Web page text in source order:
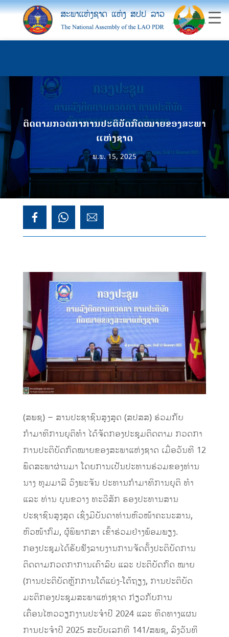
ຕິດຕາມກວດກາການປະຕິບັດກົດໝາຍຂອງສະພາ
ແຫ່ງຊາດ
ພ.ພ. 15, 2025
(ສພຊ) – ສານປະຊາຊົນສູງສຸດ (ສປສສ) ຮ່ວມກັບ
ກຳມາທິການຍຸຕິທຳ ໄດ້ຈັດກອງປະຊຸມຕິດຕາມ ກວດກາ
ການປະຕິບັດກົດໝາຍຂອງສະພາແຫ່ງຊາດ ເມື່ອວັນທີ 12
ພຶດສະພາຜ່ານມາ ໂດຍການເປັນປະທານຮ່ວມຂອງທ່ານ
ນາງ ທຸມມາລີ ວົງພະຈັນ ປະທານກຳມາທິການຍຸຕິ ທຳ
ແລະ ທ່ານ ບຸນຂວາງ ທະວີສັກ ຮອງປະທານສານ
ປະຊາຊົນສູງສຸດ ເຊິ່ງມີບັນດາທ່ານຫົວໜ້າຄະນະສານ,
ຫົວໜ້າກົມ, ຜູ້ພິພາກສາ ເຂົ້າຮ່ວມຢ່າງພ້ອມພຽງ.
ກອງປະຊຸມໄດ້ຮັບຟັງລາຍງານການຈັດຕັ້ງປະຕິບັດການ
ຕິດຕາມກວດກາການເຄົາລົບ ແລະ ປະຕິບັດກົດ ໝາຍ
(ການປະຕິບັດຫຼັກການໂຕ້ແຍ່ງ-ໂຕ້ຖຽງ, ການປະຕິບັດ
ມະຕິກອງປະຊຸມສະພາແຫ່ງຊາດ ກ່ຽວກັບການ
ເຄື່ອນໄຫວວຽກງານປະຈຳປີ 2024 ແລະ ທິດທາງແຜນ
ການປະຈຳປີ 2025 ສະບັບເລກທີ 141/ສພຊ, ລົງວັນທີ